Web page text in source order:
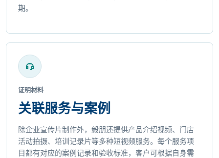
期。
证明材料
关联服务与案例
除企业宣传片制作外，毅朋还提供产品介绍视频、门店
活动拍摄、培训记录片等多种短视频服务。每个服务项
目都有对应的案例记录和验收标准，客户可根据自身需